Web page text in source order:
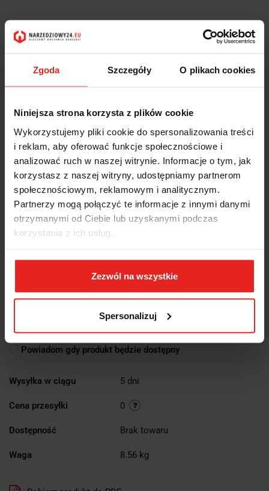
Zgoda Szczegóły O plikach cookies
Niniejsza strona korzysta z plików cookie
Wykorzystujemy pliki cookie do spersonalizowania treści
i reklam, aby oferować funkcje społecznościowe i
analizować ruch w naszej witrynie. Informacje o tym, jak
korzystasz z naszej witryny, udostępniamy partnerom
społecznościowym, reklamowym i analitycznym.
Partnerzy mogą połączyć te informacje z innymi danymi
otrzymanymi od Ciebie lub uzyskanymi podczas
korzystania z ich usług.
Zezwól na wszystkie
Spersonalizuj
Symbol: 1895/6
MYJKA ULTRADŹWIĘKOWA, POJEMNOŚĆ UŻYTKOWA 4.5L,
2719.53
Powiadom gdy produkt będzie dostępny
Wysyłka w ciągu 5 dni
Cena przesyłki 0
Dostępność Brak towaru
Waga 8.56 kg